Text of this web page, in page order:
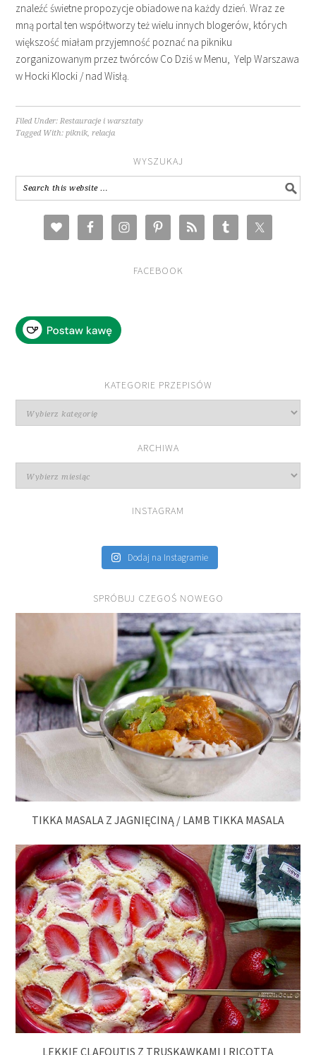
znaleźć świetne propozycje obiadowe na każdy dzień. Wraz ze
mną portal ten współtworzy też wielu innych blogerów, których
większość miałam przyjemność poznać na pikniku
zorganizowanym przez twórców Co Dziś w Menu, Yelp Warszawa
w Hocki Klocki / nad Wisłą.
Filed Under:Restauracje i warsztaty
Tagged With:piknik,relacja
WYSZUKAJ
FACEBOOK
KATEGORIE PRZEPISÓW
przepisów
ARCHIWA
INSTAGRAM
Dodaj na Instagramie
SPRÓBUJ CZEGOŚ NOWEGO
TIKKA MASALA Z JAGNIĘCINĄ / LAMB TIKKA MASALA
LEKKIE CLAFOUTIS Z TRUSKAWKAMI I RICOTTĄ